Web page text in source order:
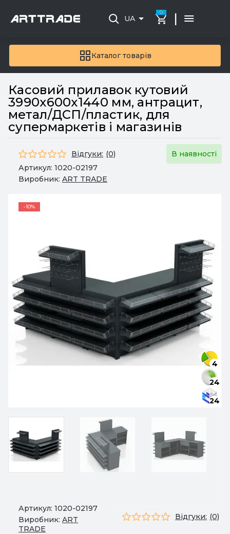
Каталог товарів
UA
0 |
Касовий прилавок кутовий
3990х600х1440 мм, антрацит,
метал/ДСП/пластик, для
супермаркетів і магазинів
Відгуки: (0)
В наявності
Артикул: 1020-02197
Виробник: ART TRADE
-10%
4
24
24
Артикул: 1020-02197
Виробник: ART
TRADE
Відгуки: (0)